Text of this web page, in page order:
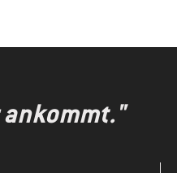
ankommt."